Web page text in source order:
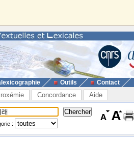
Outils Contact
Concordance Aide
: